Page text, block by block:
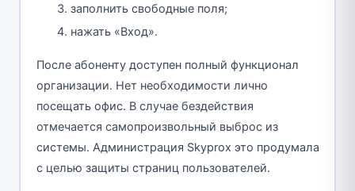
заполнить свободные поля;
нажать «Вход».
После абоненту доступен полный функционал
организации. Нет необходимости лично
посещать офис. В случае бездействия
отмечается самопроизвольный выброс из
системы. Администрация Skyprox это продумала
с целью защиты страниц пользователей.